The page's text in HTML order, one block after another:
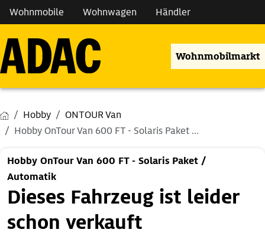
Wohnmobile Wohnwagen Händler
Wohnmobilmarkt
Hobby
ONTOUR Van
Hobby OnTour Van 600 FT - Solaris Paket ...
Hobby OnTour Van 600 FT - Solaris Paket /
Automatik
Dieses Fahrzeug ist leider
schon verkauft